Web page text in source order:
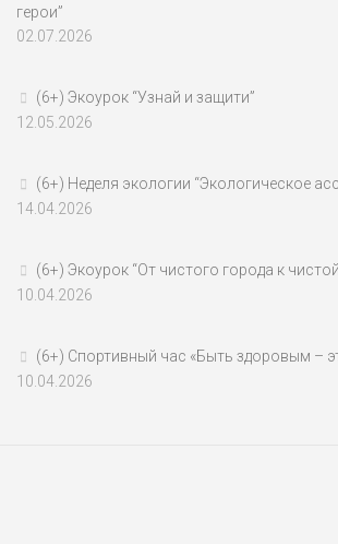
герои”
02.07.2026
(6+) Экоурок “Узнай и защити”
12.05.2026
(6+) Неделя экологии “Экологическое
14.04.2026
(6+) Экоурок “От чистого города к
10.04.2026
(6+) Спортивный час «Быть здоровым –
10.04.2026